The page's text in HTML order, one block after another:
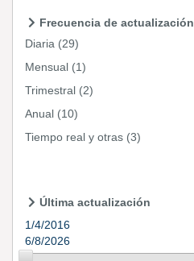
Frecuencia de actualización
Diaria (29)
Mensual (1)
Trimestral (2)
Anual (10)
Tiempo real y otras (3)
Última actualización
1/4/2016
6/8/2026